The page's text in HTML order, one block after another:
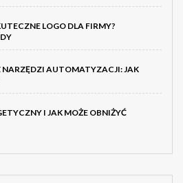
LOGO DLA FIRMY?
NARZĘDZI AUTOMATYZACJI: JAK
I JAK MOŻE OBNIŻYĆ